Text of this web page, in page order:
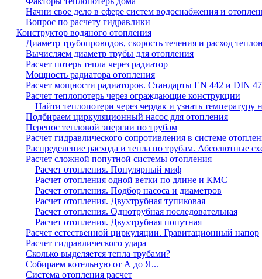
Начни свое дело в сфере систем водоснабжения и
Вопрос по расчету гидравлики
Конструктор водяного отопления
Диаметр трубопроводов, скорость течения и расход
Вычисляем диаметр трубы для отопления
Расчет потерь тепла через радиатор
Мощность радиатора отопления
Расчет мощности радиаторов. Стандарты EN 442 и DIN
Расчет теплопотерь через ограждающие конструкции
Найти теплопотери через чердак и узнать температуру
Подбираем циркуляционный насос для отопления
Перенос тепловой энергии по трубам
Расчет гидравлического сопротивления в системе
Распределение расхода и тепла по трубам. Абсолютные
Расчет сложной попутной системы отопления
Расчет отопления. Популярный миф
Расчет отопления одной ветки по длине и КМС
Расчет отопления. Подбор насоса и диаметров
Расчет отопления. Двухтрубная тупиковая
Расчет отопления. Однотрубная последовательная
Расчет отопления. Двухтрубная попутная
Расчет естественной циркуляции. Гравитационный напор
Расчет гидравлического удара
Сколько выделяется тепла трубами?
Собираем котельную от А до Я...
Система отопления расчет